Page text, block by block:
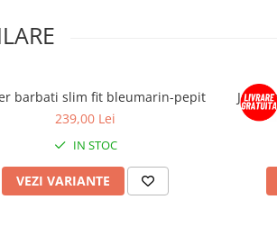
barbati slim fit bleumarin-pepit
239,00 Lei
IN STOC
VEZI VARIANTE